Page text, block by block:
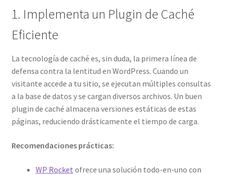
Wishlist Page
1. Implementa un Plugin de Caché
Eficiente
La tecnología de caché es, sin duda, la primera línea de
defensa contra la lentitud en WordPress. Cuando un
visitante accede a tu sitio, se ejecutan múltiples consultas
a la base de datos y se cargan diversos archivos. Un buen
plugin de caché almacena versiones estáticas de estas
páginas, reduciendo drásticamente el tiempo de carga.
Recomendaciones prácticas:
WP Rocket ofrece una solución todo-en-uno con